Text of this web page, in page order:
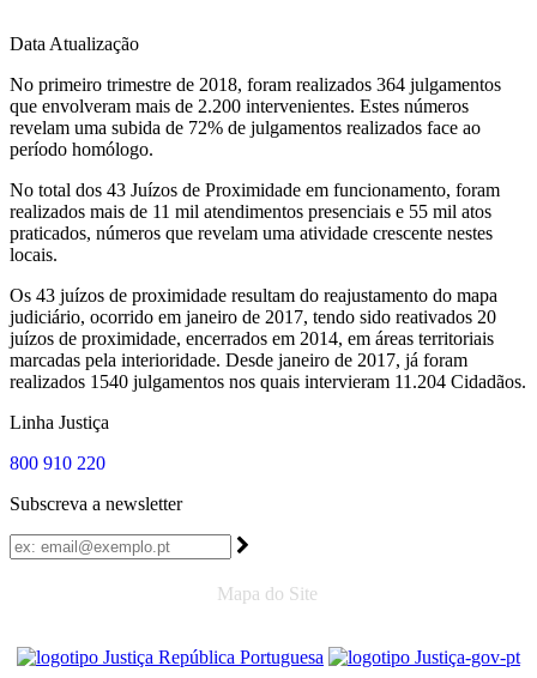
Data Atualização
No primeiro trimestre de 2018, foram realizados 364 julgamentos
que envolveram mais de 2.200 intervenientes. Estes números
revelam uma subida de 72% de julgamentos realizados face ao
período homólogo.
No total dos 43 Juízos de Proximidade em funcionamento, foram
realizados mais de 11 mil atendimentos presenciais e 55 mil atos
praticados, números que revelam uma atividade crescente nestes
locais.
Os 43 juízos de proximidade resultam do reajustamento do mapa
judiciário, ocorrido em janeiro de 2017, tendo sido reativados 20
juízos de proximidade, encerrados em 2014, em áreas territoriais
marcadas pela interioridade. Desde janeiro de 2017, já foram
realizados 1540 julgamentos nos quais intervieram 11.204 Cidadãos.
Linha Justiça
800 910 220
Subscreva a newsletter
Mapa do Site